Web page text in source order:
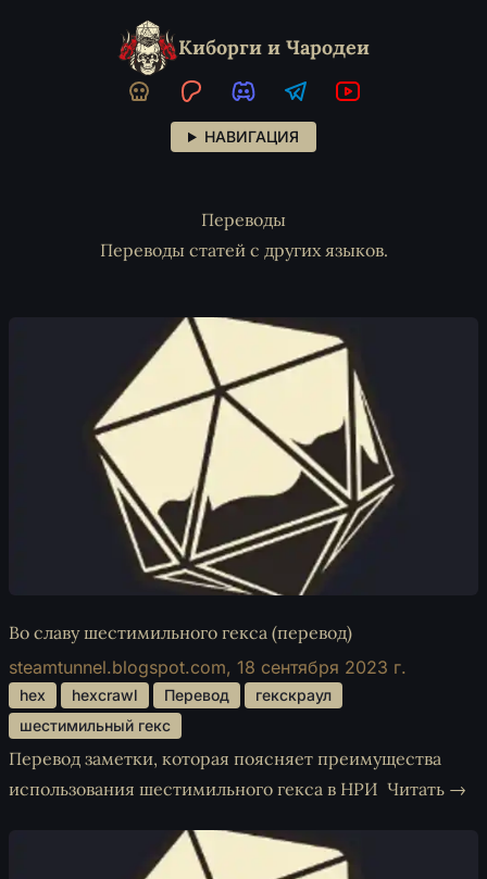
Киборги и Чародеи
НАВИГАЦИЯ
Переводы
Переводы статей с других языков.
Во славу шестимильного гекса (перевод)
steamtunnel.blogspot.com, 18 сентября 2023 г.
hex hexcrawl Перевод
гекскраул
шестимильный гекс
Перевод заметки, которая поясняет преимущества
использования шестимильного гекса в НРИ Читать →